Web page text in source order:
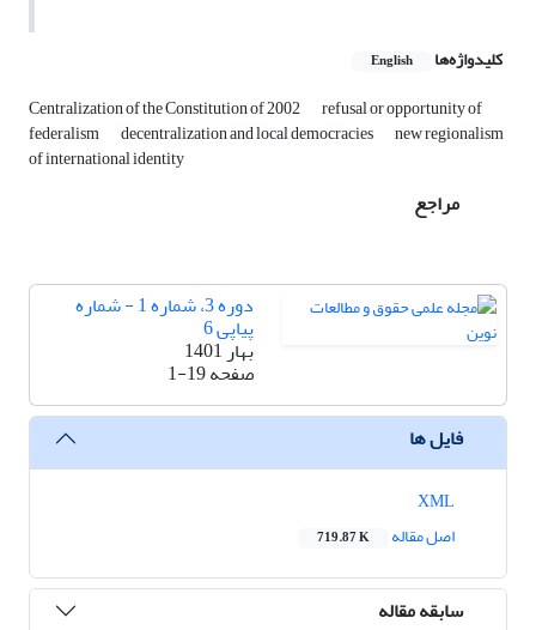
کلیدواژه‌ها English
Centralization of the Constitution of 2002 refusal or opportunity of
federalism decentralization and local democracies new regionalism
of international identity
مراجع
دوره 3، شماره 1 - شماره
پیاپی 6
بهار 1401
صفحه1-19
فایل ها
اصل مقاله
719.87 K
سابقه مقاله